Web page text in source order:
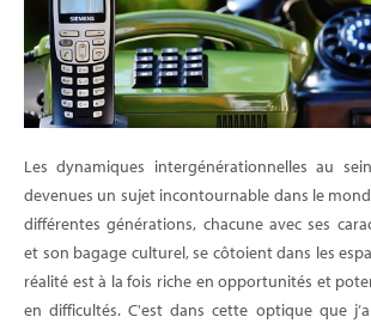
Les dynamiques intergénérationnelles au
devenues un sujet incontournable dans le
différentes générations, chacune avec ses
et son bagage culturel, se côtoient dans les
réalité est à la fois riche en opportunités et
en difficultés. C'est dans cette optique que